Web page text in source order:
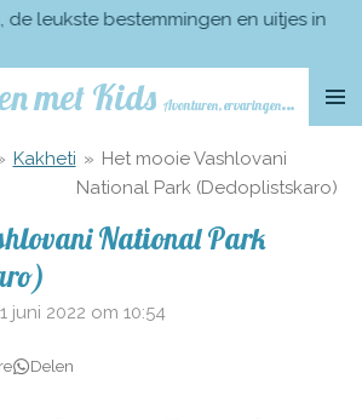
met Kids Avonturen, ervaringen en tips over emigreren met kleine kinderen
en tips over emigreren met kleine
Kakheti » Het mooie Vashlovani
National Park (Dedoplistskaro)
National Park
2022 om 10:54
Delen